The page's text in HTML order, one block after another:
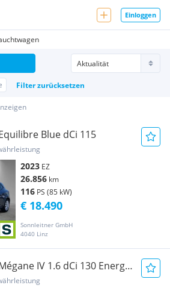
Einloggen
Filter zurücksetzen
Blue dCi 115
2023 EZ
26.856 km
116 PS (85 kW)
Sonnleitner GmbH
4040 Linz
€ 18.490
IV 1.6 dCi 130 Energy